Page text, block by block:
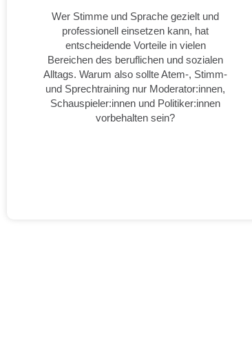
Wer Stimme und Sprache gezielt und
professionell einsetzen kann, hat
entscheidende Vorteile in vielen
Bereichen des beruflichen und sozialen
Alltags. Warum also sollte Atem-, Stimm-
und Sprechtraining nur Moderator:innen,
Schauspieler:innen und Politiker:innen
vorbehalten sein?